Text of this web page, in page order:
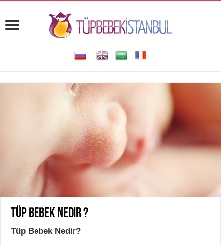
Tüp Bebek Nedir ?
Tüp Bebek Nedir?